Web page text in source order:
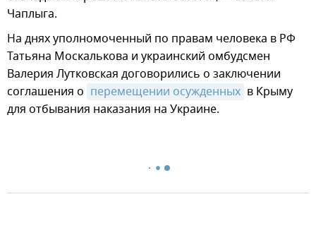
Чаплыга.
На днях уполномоченный по правам человека в РФ
Татьяна Москалькова и украинский омбудсмен
Валерия Лутковская договорились о заключении
соглашения о перемещении осужденных в Крыму
для отбывания наказания на Украине.